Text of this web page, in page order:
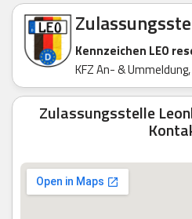
Kennzeichen LEO
KFZ An- &
Zulassungsstelle